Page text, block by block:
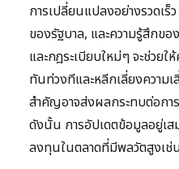
การเปลี่ยนแปลงอย่างรวดเร็
ของรัฐบาล, และความรู้สึกข
และกฎระเบียบใหม่ๆ จะช่ว
ทันท่วงทีและหลีกเลี่ยงความ
สำคัญอาจส่งผลกระทบต่อก
ดังนั้น การอัปเดตข้อมูลอยู่เ
ลงทุนในตลาดที่มีพลวัตสูงเช่